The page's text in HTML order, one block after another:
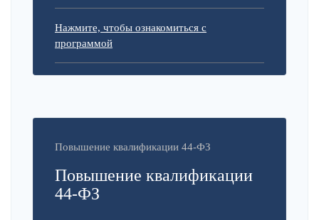
Нажмите, чтобы ознакомиться с
программой
Повышение квалификации 44-ФЗ
Повышение квалификации
44-ФЗ